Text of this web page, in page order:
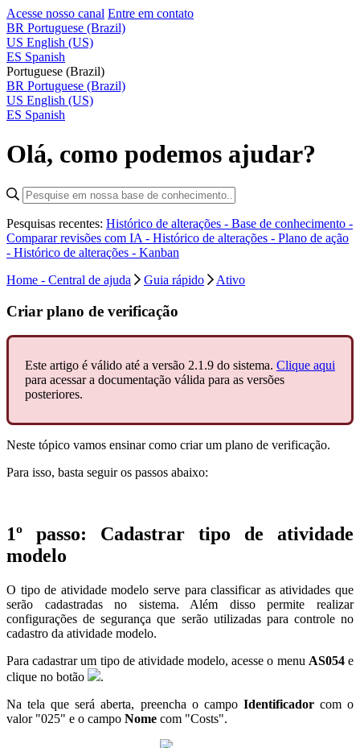
Acesse nosso canal Entre em contato
BR Portuguese (Brazil)
US English (US)
ES Spanish
Portuguese (Brazil)
BR Portuguese (Brazil)
US English (US)
ES Spanish
Olá, como podemos ajudar?
Pesquisas recentes: Histórico de alterações - Base de conhecimento -
Comparar revisões com IA - Histórico de alterações - Plano de ação
- Histórico de alterações - Kanban
Home - Central de ajuda
Guia rápido Ativo
Criar plano de verificação
Este artigo é válido até a versão 2.1.9 do sistema. Clique aqui
para acessar a documentação válida para as versões
posteriores.
Neste tópico vamos ensinar como criar um plano de verificação.
Para isso, basta seguir os passos abaixo:
1º passo: Cadastrar tipo de atividade
modelo
O tipo de atividade modelo serve para classificar as atividades que
serão cadastradas no sistema. Além disso permite realizar
configurações de segurança que serão utilizadas para controle no
cadastro da atividade modelo.
Para cadastrar um tipo de atividade modelo, acesse o menu AS054e
clique no botão
.
Na tela que será aberta, preencha o campo Identificadorcom o
valor "025" e o campo Nome com "Costs".